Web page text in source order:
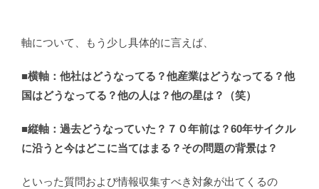
軸について、もう少し具体的に言えば、
■横軸：他社はどうなってる？他産業はどうなってる？他
国はどうなってる？他の人は？他の星は？（笑）
■縦軸：過去どうなっていた？７０年前は？60年サイクル
に沿うと今はどこに当てはまる？その問題の背景は？
といった質問および情報収集すべき対象が出てくるの